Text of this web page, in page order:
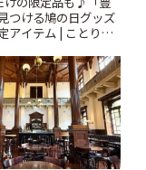
つける鳩の日グッズ
アイテム | ことりっ